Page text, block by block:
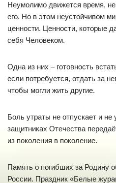
Неумолимо движется время,
его. Но в этом неустойчивом
ценности. Ценности, которые
себя Человеком.
Одна из них – готовность
если потребуется, отдать за
чтобы могли жить другие.
Боль утраты не отпускает и
защитниках Отечества
из поколения в поколение.
Память о погибших за Родину
России. Праздник «Белые